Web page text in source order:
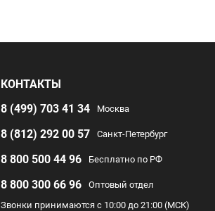
КОНТАКТЫ
8 (499) 703 41 34
Москва
8 (812) 292 00 57 Санкт-Петербург
8 800 500 44 96 Бесплатно по РФ
8 800 300 66 96
Оптовый отдел
Звонки принимаются с 10:00 до 21:00 (МСК)